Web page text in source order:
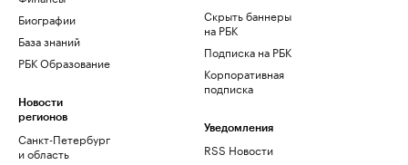
Биографии
База знаний
РБК Образование
Новости
регионов
Санкт-Петербург
и область
Скрыть баннеры
на РБК
Подписка на РБК
Корпоративная
подписка
Уведомления
RSS Новости